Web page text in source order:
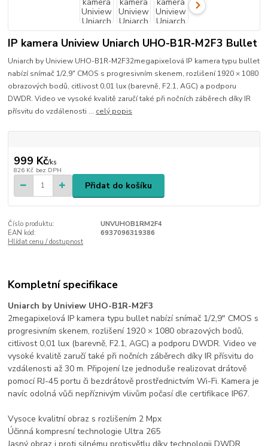
IP kamera Uniview Uniarch UHO-B1R-M2F3 Bullet
Uniarch by Uniview UHO-B1R-M2F32megapixelová IP kamera typu bullet
nabízí snímač 1/2,9" CMOS s progresivním skenem, rozlišení 1920 × 1080
obrazových bodů, citlivost 0,01 lux (barevně, F2.1, AGC) a podporu
DWDR. Video ve vysoké kvalitě zaručí také při nočních záběrech díky IR
přísvitu do vzdálenosti ... celý popis
999 Kč/ks
826 Kč bez DPH
Přidat do košíku
Číslo produktu:
UNVUHOB1RM2F4
EAN kód:
6937096319386
Hlídat cenu / dostupnost
Kompletní specifikace
Uniarch by Uniview UHO-B1R-M2F3
2megapixelová IP kamera typu bullet nabízí snímač 1/2,9" CMOS s
progresivním skenem, rozlišení 1920 × 1080 obrazových bodů,
citlivost 0,01 lux (barevně, F2.1, AGC) a podporu DWDR. Video ve
vysoké kvalitě zaručí také při nočních záběrech díky IR přísvitu do
vzdálenosti až 30 m. Připojení lze jednoduše realizovat drátově
pomocí RJ-45 portu či bezdrátově prostřednictvím Wi-Fi. Kamera je
navíc odolná vůči nepříznivým vlivům počasí dle certifikace IP67.
Vysoce kvalitní obraz s rozlišením 2 Mpx
Účinná kompresní technologie Ultra 265